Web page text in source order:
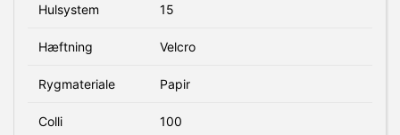
Hulsystem 15
Hæftning Velcro
Rygmateriale Papir
Colli 100